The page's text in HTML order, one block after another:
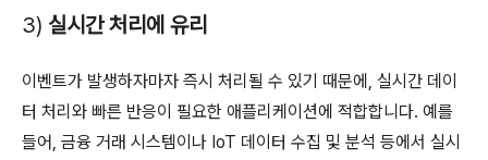
3) 실시간 처리에 유리
이벤트가 발생하자마자 즉시 처리될 수 있기 때문에, 실시간 데이
터 처리와 빠른 반응이 필요한 애플리케이션에 적합합니다. 예를
들어, 금융 거래 시스템이나 IoT 데이터 수집 및 분석 등에서 실시